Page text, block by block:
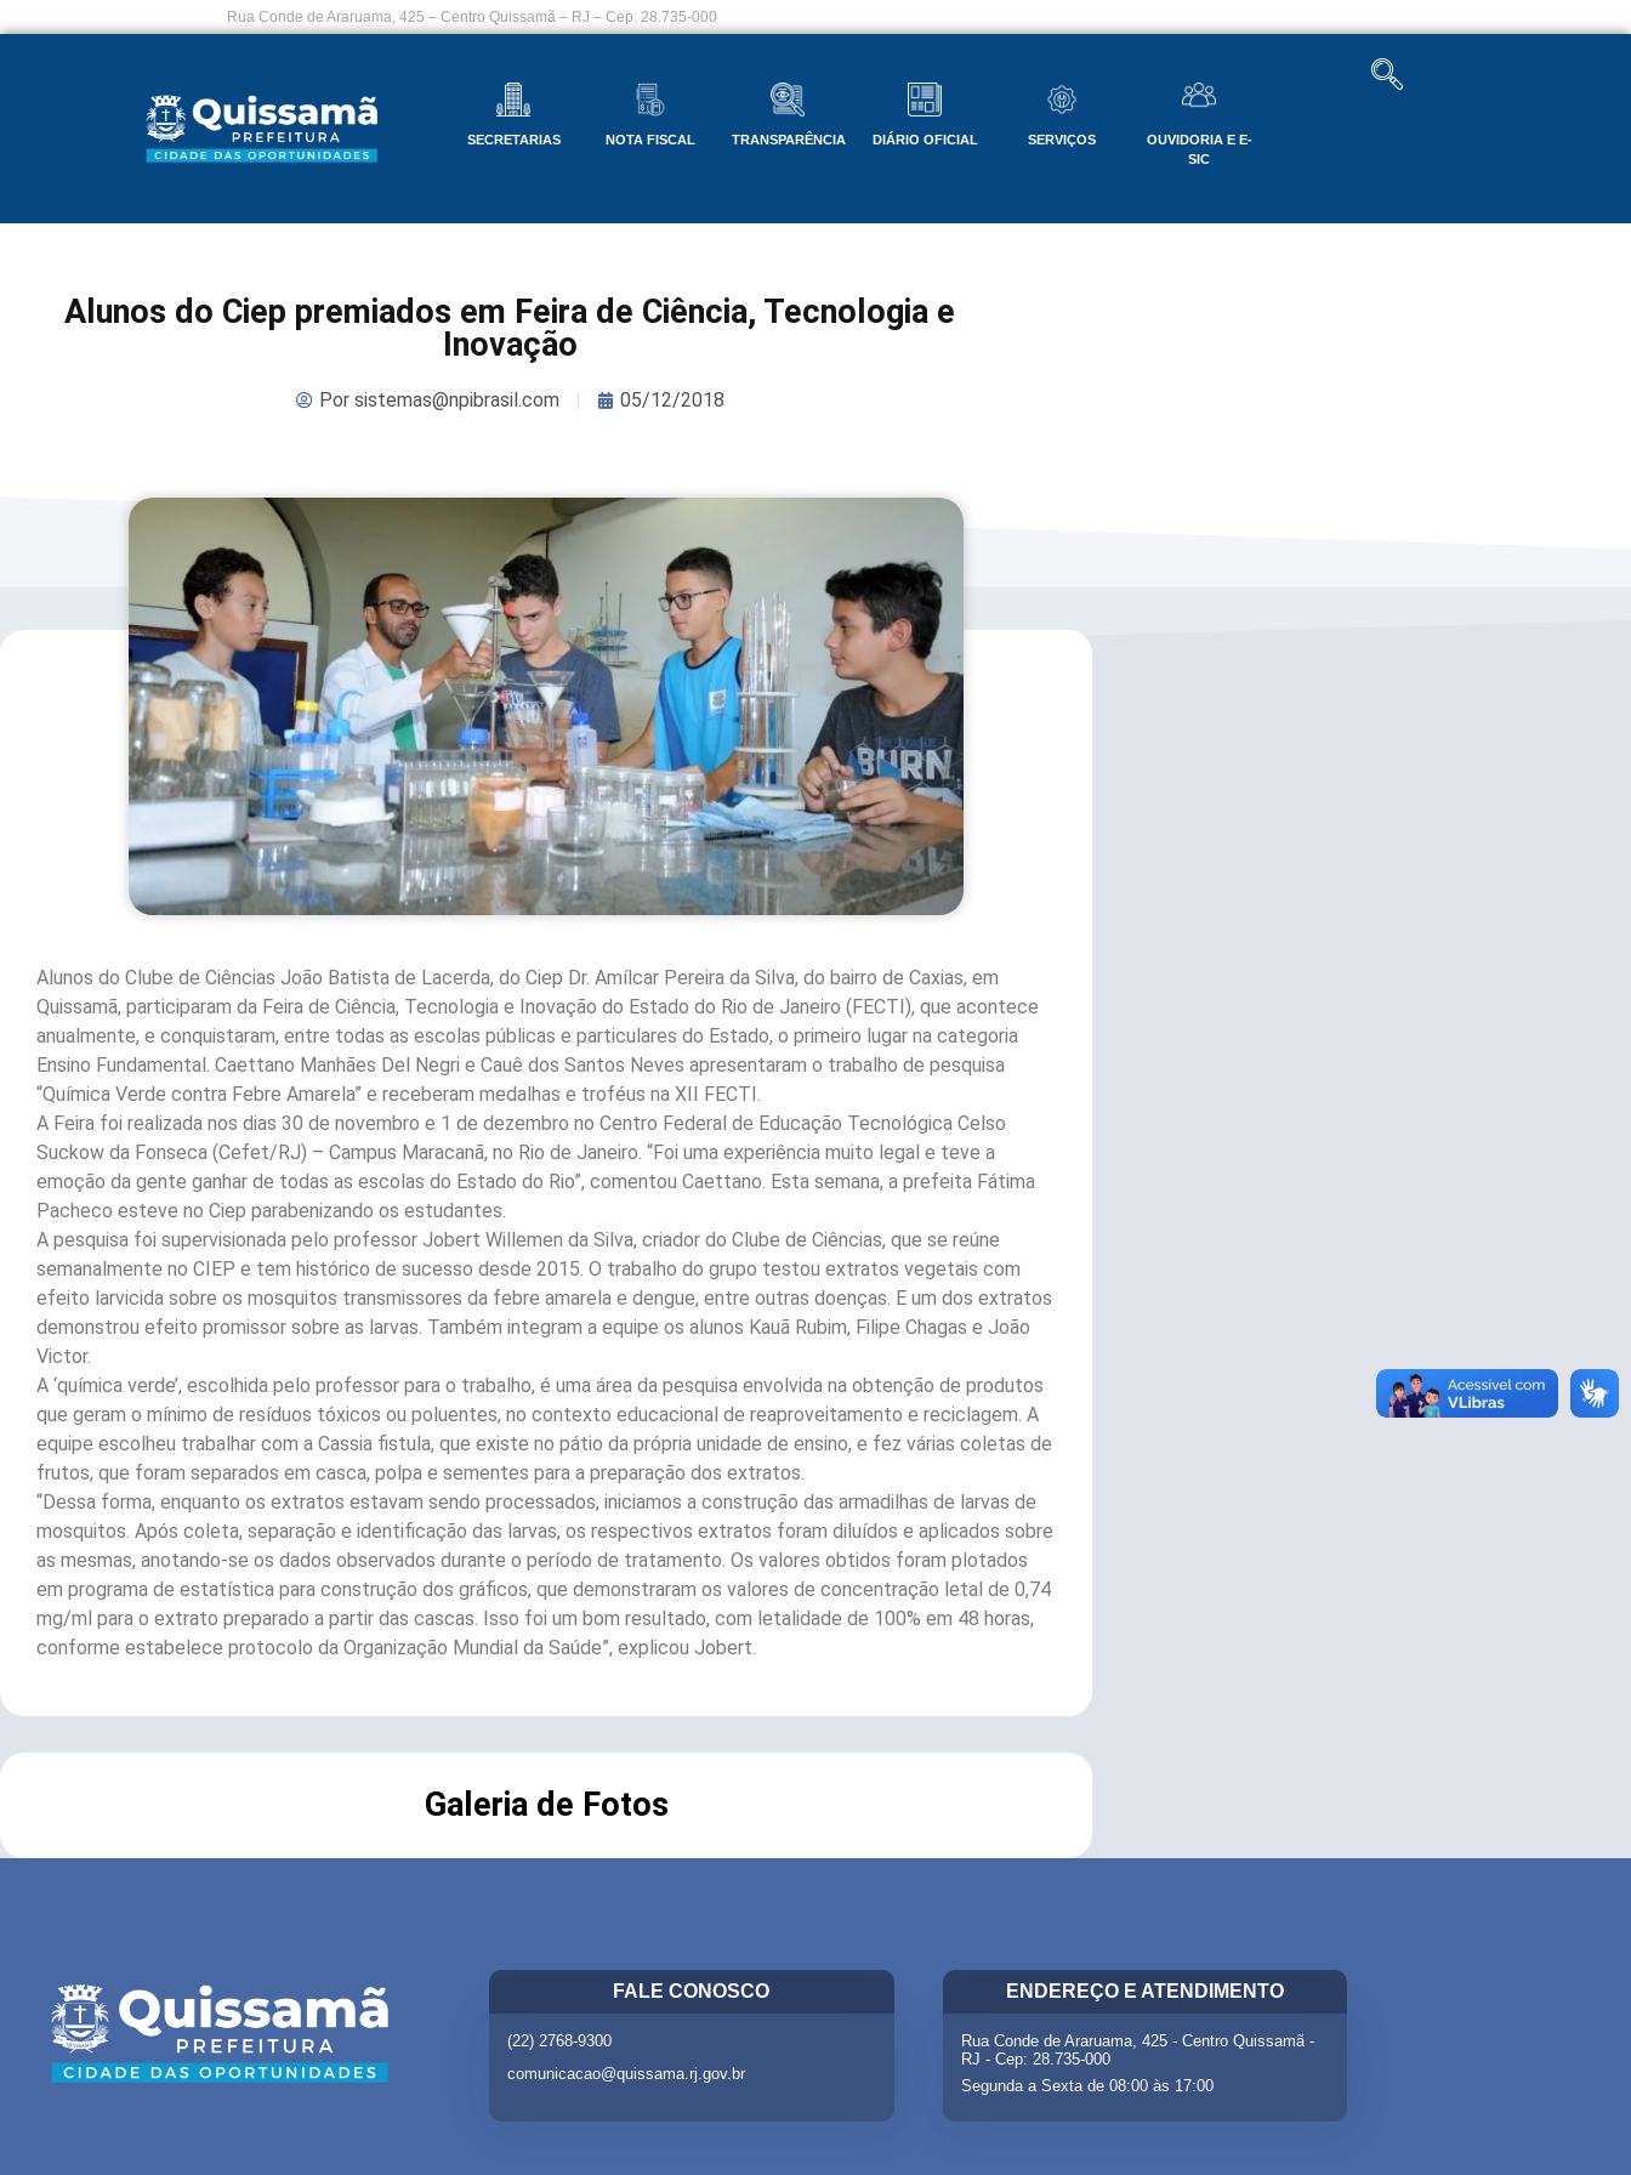
Rua Conde de Araruama, 425 – Centro Quissamã – RJ – Cep: 28.735-000
SECRETARIAS NOTA FISCAL TRANSPARÊNCIA DIÁRIO OFICIAL SERVIÇOS
OUVIDORIA E E-
SIC
Alunos do Ciep premiados em Feira de Ciência, Tecnologia e
Inovação
Porsistemas@npibrasil.com 05/12/2018
Alunos do Clube de Ciências João Batista de Lacerda, do Ciep Dr. Amílcar Pereira da Silva, do bairro de Caxias, em
Quissamã, participaram da Feira de Ciência, Tecnologia e Inovação do Estado do Rio de Janeiro (FECTI), que acontece
anualmente, e conquistaram, entre todas as escolas públicas e particulares do Estado, o primeiro lugar na categoria
Ensino Fundamental. Caettano Manhães Del Negri e Cauê dos Santos Neves apresentaram o trabalho de pesquisa
“Química Verde contra Febre Amarela” e receberam medalhas e troféus na XII FECTI.
A Feira foi realizada nos dias 30 de novembro e 1 de dezembro no Centro Federal de Educação Tecnológica Celso
Suckow da Fonseca (Cefet/RJ) – Campus Maracanã, no Rio de Janeiro. “Foi uma experiência muito legal e teve a
emoção da gente ganhar de todas as escolas do Estado do Rio”, comentou Caettano. Esta semana, a prefeita Fátima
Pacheco esteve no Ciep parabenizando os estudantes.
A pesquisa foi supervisionada pelo professor Jobert Willemen da Silva, criador do Clube de Ciências, que se reúne
semanalmente no CIEP e tem histórico de sucesso desde 2015. O trabalho do grupo testou extratos vegetais com
efeito larvicida sobre os mosquitos transmissores da febre amarela e dengue, entre outras doenças. E um dos extratos
demonstrou efeito promissor sobre as larvas. Também integram a equipe os alunos Kauã Rubim, Filipe Chagas e João
Victor.
A ‘química verde’, escolhida pelo professor para o trabalho, é uma área da pesquisa envolvida na obtenção de produtos
que geram o mínimo de resíduos tóxicos ou poluentes, no contexto educacional de reaproveitamento e reciclagem. A
equipe escolheu trabalhar com a Cassia fistula, que existe no pátio da própria unidade de ensino, e fez várias coletas de
frutos, que foram separados em casca, polpa e sementes para a preparação dos extratos.
“Dessa forma, enquanto os extratos estavam sendo processados, iniciamos a construção das armadilhas de larvas de
mosquitos. Após coleta, separação e identificação das larvas, os respectivos extratos foram diluídos e aplicados sobre
as mesmas, anotando-se os dados observados durante o período de tratamento. Os valores obtidos foram plotados
em programa de estatística para construção dos gráficos, que demonstraram os valores de concentração letal de 0,74
mg/ml para o extrato preparado a partir das cascas. Isso foi um bom resultado, com letalidade de 100% em 48 horas,
conforme estabelece protocolo da Organização Mundial da Saúde”, explicou Jobert.
Galeria de Fotos
FALE CONOSCO
(22) 2768-9300
comunicacao@quissama.rj.gov.br
ENDEREÇO E ATENDIMENTO
Rua Conde de Araruama, 425 - Centro Quissamã -
RJ - Cep: 28.735-000
Segunda a Sexta de 08:00 às 17:00